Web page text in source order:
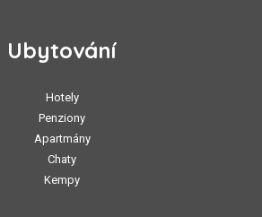
Ubytování
Hotely
Penziony
Apartmány
Chaty
Kempy